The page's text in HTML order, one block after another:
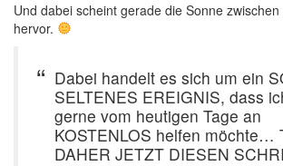
Und dabei scheint gerade die Sonne
hervor.
Dabei handelt es sich um ein
SELTENES EREIGNIS, dass
gerne vom heutigen Tage an
KOSTENLOS helfen möchte…
DAHER JETZT DIESEN